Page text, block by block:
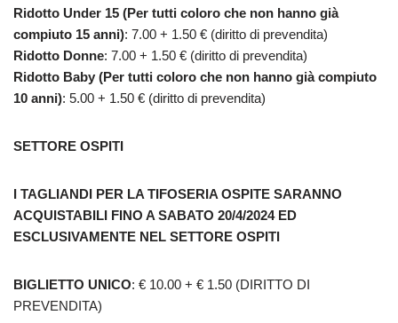
Ridotto Under 15 (Per tutti coloro che non hanno già
compiuto 15 anni): 7.00 + 1.50 € (diritto di prevendita)
Ridotto Donne: 7.00 + 1.50 € (diritto di prevendita)
Ridotto Baby (Per tutti coloro che non hanno già compiuto
10 anni): 5.00 + 1.50 € (diritto di prevendita)
SETTORE OSPITI
I TAGLIANDI PER LA TIFOSERIA OSPITE SARANNO
ACQUISTABILI FINO A SABATO 20/4/2024 ED
ESCLUSIVAMENTE NEL SETTORE OSPITI
BIGLIETTO UNICO: € 10.00 + € 1.50 (DIRITTO DI
PREVENDITA)